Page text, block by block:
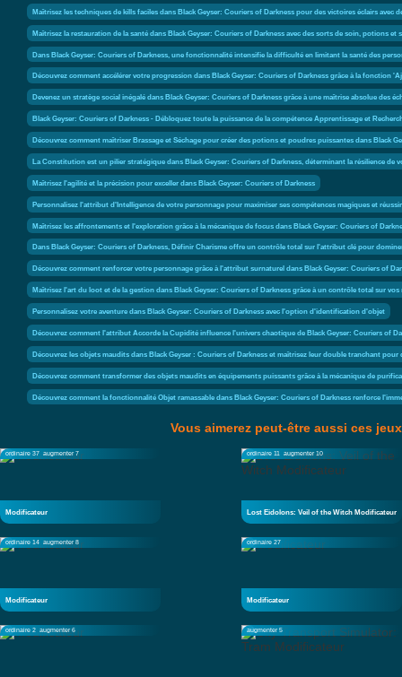
Maîtrisez les techniques de kills faciles dans Black Geyser: Couriers of Darkness pour des victoires éclairs avec
Maîtrisez la restauration de la santé dans Black Geyser: Couriers of Darkness avec des sorts de soin, potions
Dans Black Geyser: Couriers of Darkness, une fonctionnalité intensifie la difficulté en limitant la santé des
Découvrez comment accélérer votre progression dans Black Geyser: Couriers of Darkness grâce à la fonction
Devenez un stratège social inégalé dans Black Geyser: Couriers of Darkness grâce à une maîtrise absolue des
Black Geyser: Couriers of Darkness - Débloquez toute la puissance de la compétence Apprentissage et
Découvrez comment maîtriser Brassage et Séchage pour créer des potions et poudres puissantes dans Black
La Constitution est un pilier stratégique dans Black Geyser: Couriers of Darkness, déterminant la résilience de
Maîtrisez l'agilité et la précision pour exceller dans Black Geyser: Couriers of Darkness
Personnalisez l'attribut d'Intelligence de votre personnage pour maximiser ses compétences magiques et
Maîtrisez les affrontements et l'exploration grâce à la mécanique de focus dans Black Geyser: Couriers of
Dans Black Geyser: Couriers of Darkness, Définir Charisme offre un contrôle total sur l'attribut clé pour
Découvrez comment renforcer votre personnage grâce à l'attribut surnaturel dans Black Geyser: Couriers of
Maîtrisez l'art du loot et de la gestion dans Black Geyser: Couriers of Darkness grâce à un contrôle total sur
Personnalisez votre aventure dans Black Geyser: Couriers of Darkness avec l'option d'identification d'objet
Découvrez comment l'attribut Accorde la Cupidité influence l'univers chaotique de Black Geyser: Couriers of
Découvrez les objets maudits dans Black Geyser : Couriers of Darkness et maîtrisez leur double tranchant pour
Découvrez comment transformer des objets maudits en équipements puissants grâce à la mécanique de
Découvrez comment la fonctionnalité Objet ramassable dans Black Geyser: Couriers of Darkness renforce
Vous aimerez peut-être aussi ces jeux
ordinaire 37 augmenter 7
Modificateur
ordinaire 11 augmenter 10
Lost Eidolons: Veil of the Witch Modificateur
ordinaire 14 augmenter 8
Modificateur
ordinaire 27
Modificateur
ordinaire 2 augmenter 6 augmenter 5